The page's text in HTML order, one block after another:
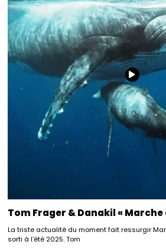
Tom Frager & Danakil «
La triste actualité du moment fait ressurgir
sorti à l’été 2025. Tom